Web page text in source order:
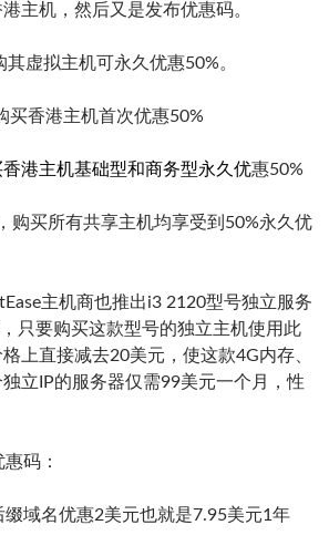
主机，然后又是发布优惠码。
虚拟主机可永久优惠50%。
买香港主机首次优惠50%
香港主机基础型和商务型永久优惠50%
购买所有共享主机均享受到50%永久优
主机商也推出i3 2120型号独立服务
只要购买这款型号的独立主机使用此
上直接减去20美元，使这款4G内存、
立IP的服务器仅需99美元一个月，性
码：
域名优惠2美元也就是7.95美元1年